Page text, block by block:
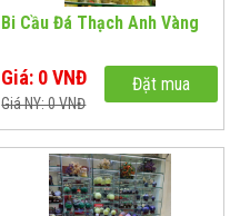
Bi Cầu Đá Thạch Anh Vàng
Giá: 0 VNĐ
Giá NY: 0 VNĐ
Đặt mua